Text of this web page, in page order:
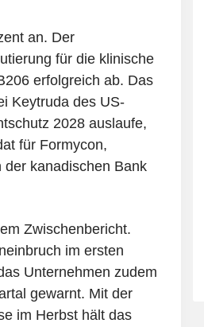
an. Der
für die klinische
erfolgreich ab. Das
Keytruda des US-
2028 auslaufe,
für Formycon,
der kanadischen Bank
Zwischenbericht.
im ersten
Unternehmen zudem
gewarnt. Mit der
im Herbst hält das